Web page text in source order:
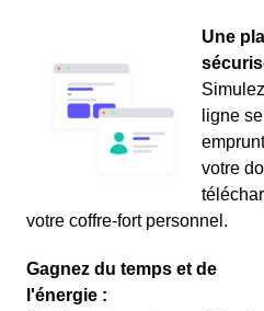
Une
ligne
votre
votre coffre-fort personnel.
Gagnez du temps et de
l'énergie :